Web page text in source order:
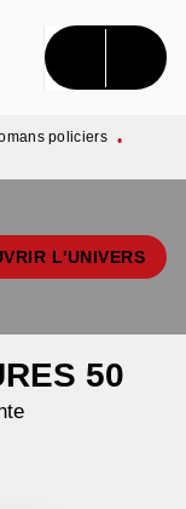
policiers •
L'UNIVERS
50